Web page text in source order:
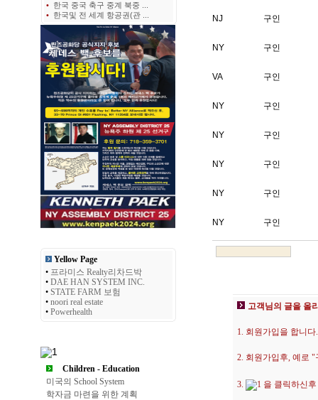
• 한국 중국 축구 중계 북중 ...
• 한국및 전 세계 항공권(관 ...
Yellow Page
• 프라미스 Realty리차드박
• DAE HAN SYSTEM INC.
• STATE FARM 보험
• noori real estate
• Powerhealth
Children - Education
미국의 School System
학자금 마련을 위한 계획
NJ 구인
NY 구인
VA 구인
NY 구인
NY 구인
NY 구인
NY 구인
NY 구인
고객님의 글을 올
1. 회원가입을 합니다.
2. 회원가입후, 예로
3. 을 클릭하신